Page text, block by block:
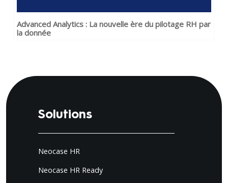
Advanced Analytics : La nouvelle ère du pilotage RH par
la donnée
Solutions
Neocase HR
Neocase HR Ready